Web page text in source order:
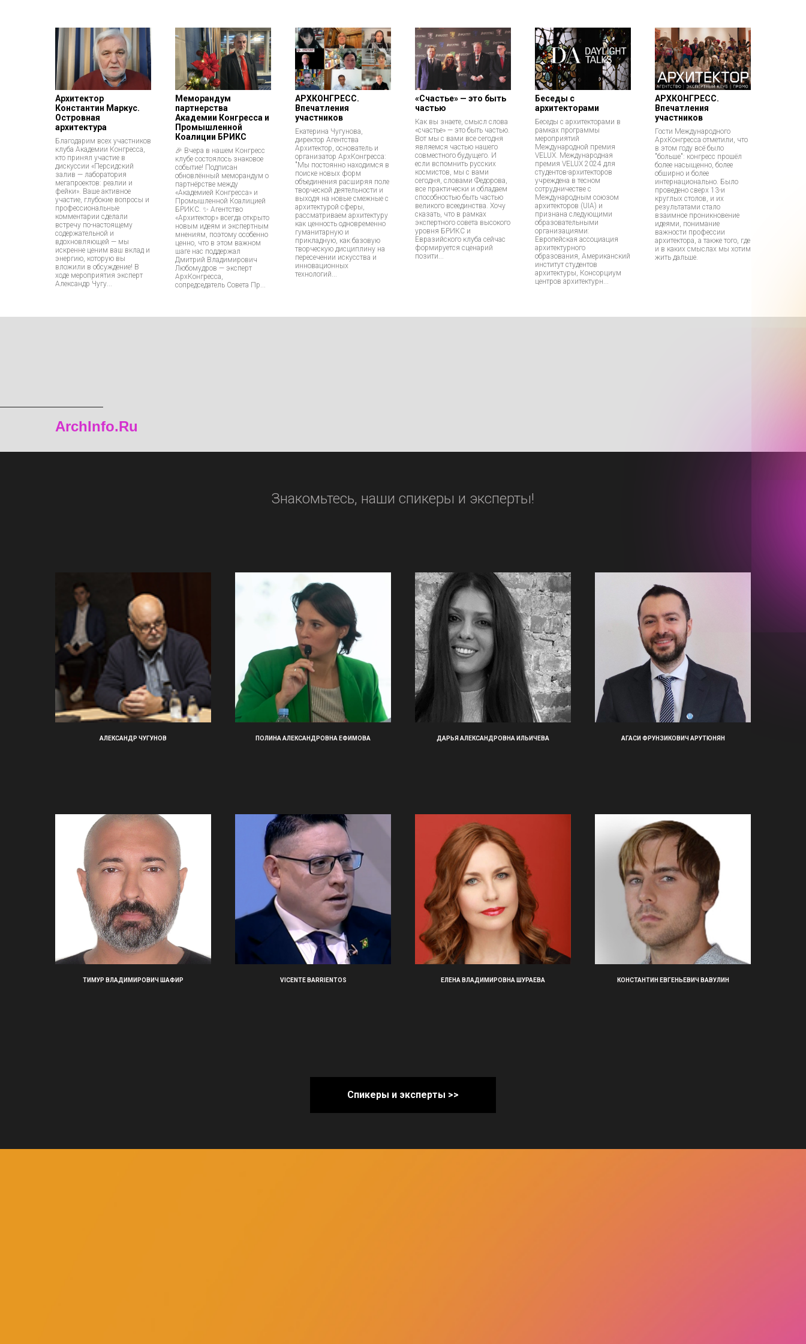
Архитектор
Константин Маркус.
Островная
архитектура
Благодарим всех участников
клуба Академии Конгресса,
кто принял участие в
дискуссии «Персидский
залив — лаборатория
мегапроектов: реалии и
фейки». Ваше активное
участие, глубокие вопросы и
профессиональные
комментарии сделали
встречу по-настоящему
содержательной и
вдохновляющей — мы
искренне ценим ваш вклад и
энергию, которую вы
вложили в обсуждение! В
ходе мероприятия эксперт
Александр Чугу...
Меморандум
партнерства
Академии Конгресса и
Промышленной
Коалиции БРИКС
🎉 Вчера в нашем Конгресс
клубе состоялось знаковое
событие! Подписан
обновлённый меморандум о
партнёрстве между
«Академией Конгресса» и
Промышленной Коалицией
БРИКС. ✨ Агентство
«Архитектор» всегда открыто
новым идеям и экспертным
мнениям, поэтому особенно
ценно, что в этом важном
шаге нас поддержал
Дмитрий Владимирович
Любомудров — эксперт
АрхКонгресса,
сопредседатель Совета Пр...
АРХКОНГРЕСС.
Впечатления
участников
Екатерина Чугунова,
директор Агентства
Архитектор, основатель и
организатор АрхКонгресса:
"Мы постоянно находимся в
поиске новых форм
объединения расширяя поле
творческой деятельности и
выходя на новые смежные с
архитектурой сферы,
рассматриваем архитектуру
как ценность одновременно
гуманитарную и
прикладную, как базовую
творческую дисциплину на
пересечении искусства и
инновационных
технологий...
«Счастье» — это быть
частью
Как вы знаете, смысл слова
«счастье» — это быть частью.
Вот мы с вами все сегодня
являемся частью нашего
совместного будущего. И
если вспомнить русских
космистов, мы с вами
сегодня, словами Федорова,
все практически и обладаем
способностью быть частью
великого всеединства. Хочу
сказать, что в рамках
экспертного совета высокого
уровня БРИКС и
Евразийского клуба сейчас
формируется сценарий
позити...
Беседы с
архитекторами
Беседы с архитекторами в
рамках программы
мероприятий
Международной премия
VELUX. Международная
премия VELUX 2024 для
студентов-архитекторов
учреждена в тесном
сотрудничестве с
Международным союзом
архитекторов (UIA) и
признана следующими
образовательными
организациями:
Европейская ассоциация
архитектурного
образования, Американский
институт студентов
архитектуры, Консорциум
центров архитектурн...
АРХКОНГРЕСС.
Впечатления
участников
Гости Международного
АрхКонгресса отметили, что
в этом году всё было
"больше": конгресс прошёл
более насыщенно, более
обширно и более
интернационально. Было
проведено сверх 13-и
круглых столов, и их
результатами стало
взаимное проникновение
идеями, понимание
важности профессии
архитектора, а также того, где
и в каких смыслах мы хотим
жить дальше.
ArchInfo.Ru
Знакомьтесь, наши спикеры и эксперты!
АЛЕКСАНДР ЧУГУНОВ ПОЛИНА АЛЕКСАНДРОВНА ЕФИМОВА ДАРЬЯ АЛЕКСАНДРОВНА ИЛЬИЧЕВА АГАСИ ФРУНЗИКОВИЧ АРУТЮНЯН
ТИМУР ВЛАДИМИРОВИЧ ШАФИР VICENTE BARRIENTOS ЕЛЕНА ВЛАДИМИРОВНА ШУРАЕВА КОНСТАНТИН ЕВГЕНЬЕВИЧ ВАВУЛИН
Спикеры и эксперты >>